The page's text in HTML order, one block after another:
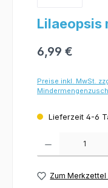
Lilaeopsis
6,99 €
Preise inkl. MwSt.
Lieferzeit 4-6
Zum